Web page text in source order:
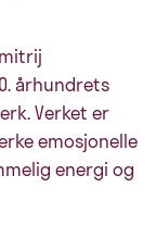
århundrets
Verket er
emosjonelle
energi og